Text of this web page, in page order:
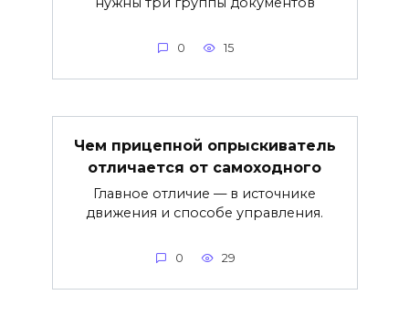
0 15
Чем прицепной опрыскиватель
отличается от самоходного
Главное отличие — в источнике
движения и способе управления.
0 29